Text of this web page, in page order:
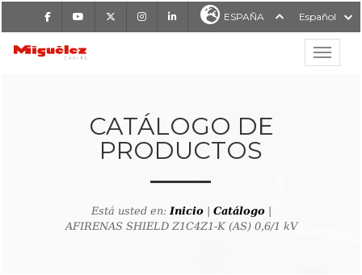
FacebookYoutube InstagramLinkedIn ESPAÑA Español
MIGUÉLEZ CABLES
CATÁLOGO DE
PRODUCTOS
Está usted en:Inicio| Catálogo|
AFIRENAS SHIELD Z1C4Z1-K (AS) 0,6/1 kV